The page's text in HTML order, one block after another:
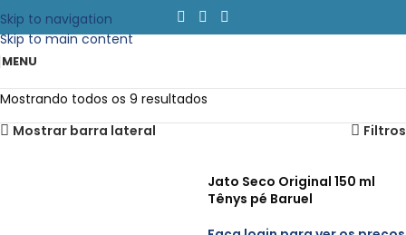
Skip to navigation
Skip to main content
MENU
Mostrando todos os 9 resultados
Mostrar barra lateral
Filtros
Jato Seco Original 150 ml
Tênys pé Baruel